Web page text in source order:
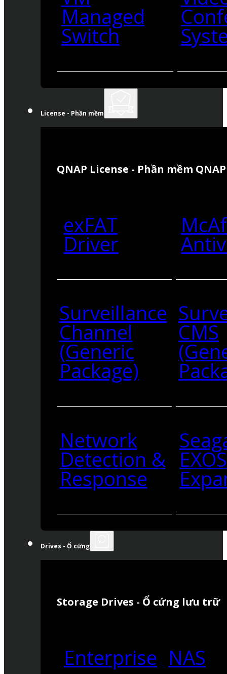
Managed
Switch
License - Phần mềm
QNAP License - Phần mềm QNAP
exFAT
Driver
Surveillance
Channel
(Generic
Package)
CMS
Network
Detection &
Response
EXOS
Drives - Ổ cứng
Storage Drives - Ổ cứng lưu trữ
Enterprise NAS